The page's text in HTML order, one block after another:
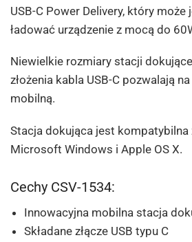
USB-C Power Delivery, który może
ładować urządzenie z mocą do
Niewielkie rozmiary stacji
złożenia kabla USB-C pozwalają
mobilną.
Stacja dokująca jest kompatybilna
Microsoft Windows i Apple OS X.
Cechy CSV-1534:
Innowacyjna mobilna stacja
Składane złącze USB typu C